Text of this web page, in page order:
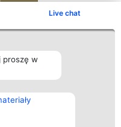
Live chat
proszę w
Kontakt
Kontakt